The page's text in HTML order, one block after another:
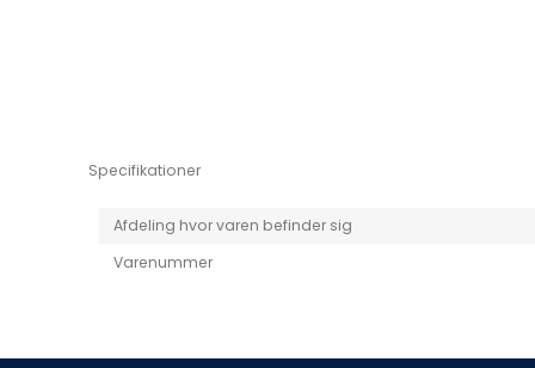
Specifikationer
Afdeling hvor varen befinder sig
Varenummer